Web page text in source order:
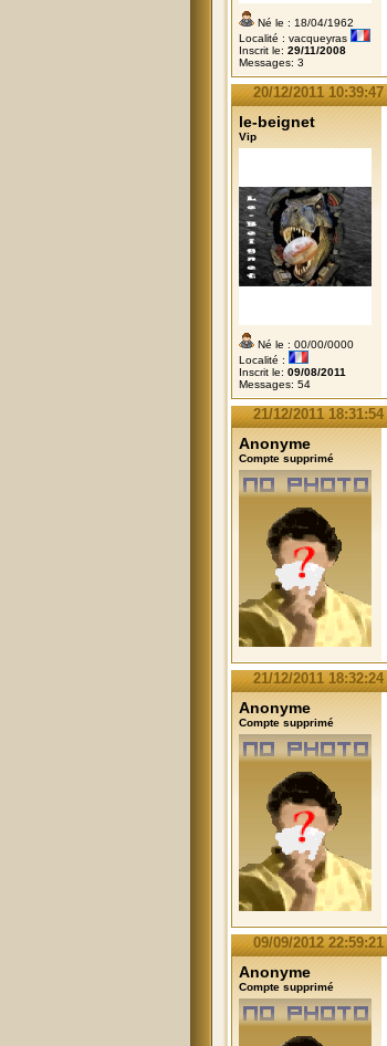
Né le : 18/04/1962
Localité : vacqueyras
Inscrit le: 29/11/2008
Messages: 3
20/12/2011 10:39:47
le-beignet
Vip
Né le : 00/00/0000
Localité :
Inscrit le: 09/08/2011
Messages: 54
21/12/2011 18:31:54
Anonyme
Compte supprimé
21/12/2011 18:32:24
Anonyme
Compte supprimé
09/09/2012 22:59:21
Anonyme
Compte supprimé